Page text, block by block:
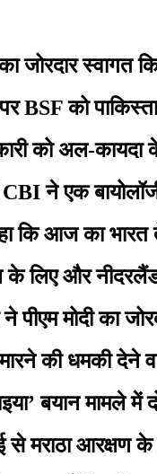
जोरदार स्वागत
BSF को
को अल-कायदा के
एक बायोलॉजी
कि आज का भारत
लिए और
मोदी का
की धमकी देने
बयान मामले में
मराठा आरक्षण